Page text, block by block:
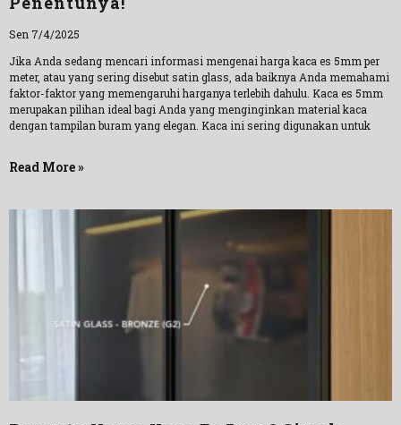
Sen 7/4/2025
Jika Anda sedang mencari informasi mengenai harga kaca es 5mm per
meter, atau yang sering disebut satin glass, ada baiknya Anda memahami
faktor-faktor yang memengaruhi harganya terlebih dahulu. Kaca es 5mm
merupakan pilihan ideal bagi Anda yang menginginkan material kaca
dengan tampilan buram yang elegan. Kaca ini sering digunakan untuk
Read More »